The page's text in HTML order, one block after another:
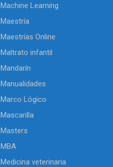
Machine Learning
Maestría
Maestrías Online
Maltrato infantil
Mandarín
Manualidades
Marco Lógico
Mascarilla
Masters
MBA
Medicina veterinaria